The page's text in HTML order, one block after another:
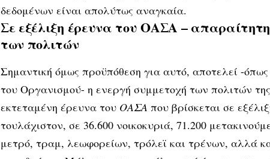
δεδομένων είναι απολύτως αναγκαία.
Σε εξέλιξη έρευνα του ΟΑΣΑ –
των πολιτών
Σημαντική όμως προϋπόθεση για αυτό, αποτελεί -όπως
του Οργανισμού- η ενεργή συμμετοχή των πολιτών
εκτεταμένη έρευνα του ΟΑΣΑ που βρίσκεται σε
τουλάχιστον, σε 36.600 νοικοκυριά, 71.200
μετρό, τραμ, λεωφορείων, τρόλεϊ και τρένων, αλλά